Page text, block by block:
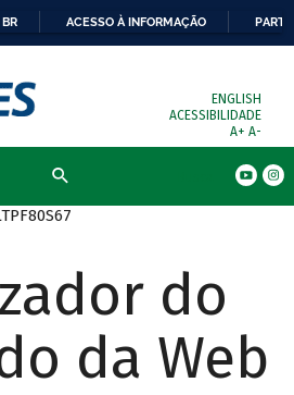
ACESSO À INFORMAÇÃO
ENGLISH
ACESSIBILIDADE
A+ A-
do
da Web